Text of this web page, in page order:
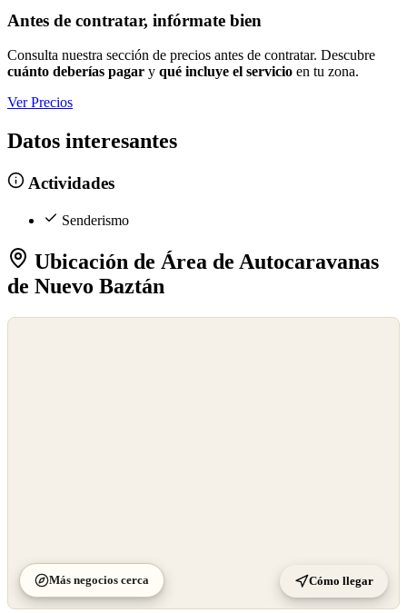
Antes de contratar, infórmate bien
Consulta nuestra sección de precios antes de contratar. Descubre
cuánto deberías pagar y qué incluye el servicio en tu zona.
Ver Precios
Datos interesantes
Actividades
Senderismo
Ubicación de Área de Autocaravanas
de Nuevo Baztán
Más negocios cerca Cómo llegar